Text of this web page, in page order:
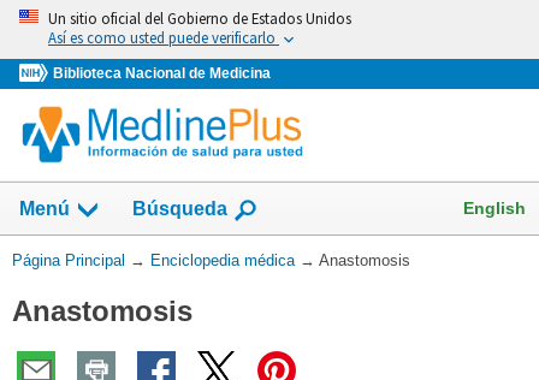
Omita
vaya
al
Contenido
Un sitio oficial del Gobierno de Estados Unidos
Así es como usted puede verificarlo
Biblioteca Nacional de Medicina
Menú Búsqueda English
Usted
aquí:
Página Principal → Enciclopedia médica → Anastomosis
Anastomosis